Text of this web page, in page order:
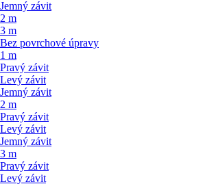
Jemný závit
2 m
3 m
Bez povrchové úpravy
1 m
Pravý závit
Levý závit
Jemný závit
2 m
Pravý závit
Levý závit
Jemný závit
3 m
Pravý závit
Levý závit